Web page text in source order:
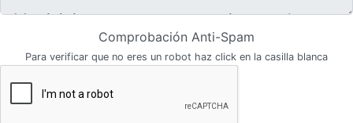
Comprobación Anti-Spam
Para verificar que no eres un robot haz click en la casilla blanca